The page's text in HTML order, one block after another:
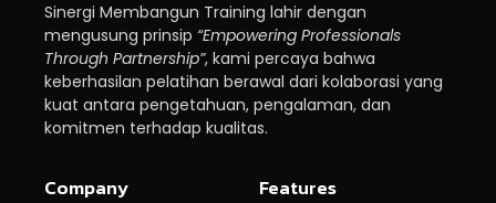
Sinergi Membangun Training lahir dengan
mengusung prinsip “Empowering Professionals
Through Partnership”, kami percaya bahwa
keberhasilan pelatihan berawal dari kolaborasi yang
kuat antara pengetahuan, pengalaman, dan
komitmen terhadap kualitas.
Company Features